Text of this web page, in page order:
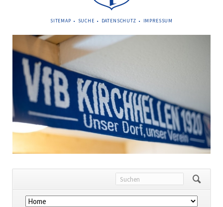
NAVIGATION
SITEMAP SUCHE DATENSCHUTZ IMPRESSUM
Navigation